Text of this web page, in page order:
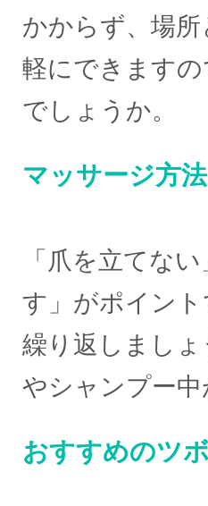
かからず、場
軽にできます
でしょうか。
マッサージ方法
「爪を立てな
す」がポイン
繰り返しまし
やシャンプー
おすすめのツ